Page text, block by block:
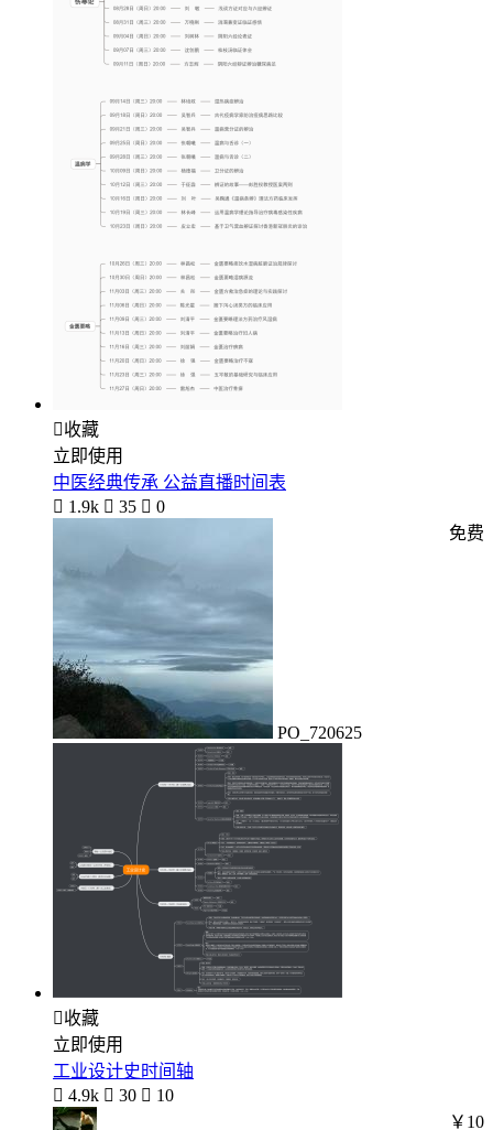
收藏
立即使用
中医经典传承 公益直播时间表
 1.9k  35  0
PO_720625
免费
收藏
立即使用
工业设计史时间轴
 4.9k  30  10
￥10